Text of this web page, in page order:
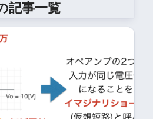
記事一覧